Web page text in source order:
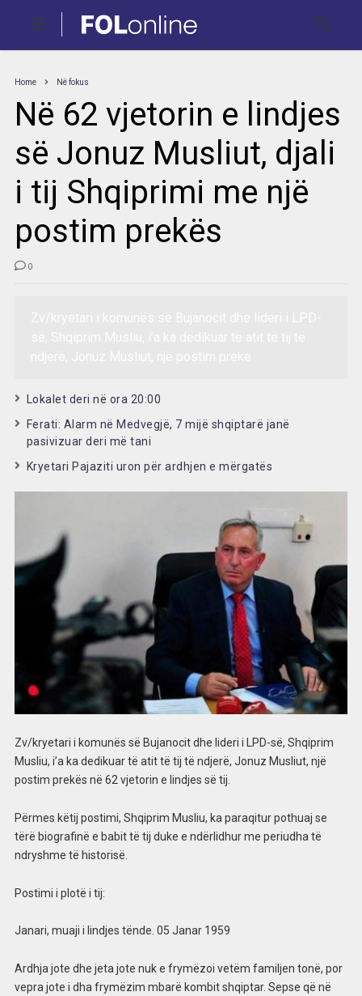
Home Në fokus
Në 62 vjetorin e lindjes
së Jonuz Musliut, djali
i tij Shqiprimi me një
postim prekës
0
Lokalet deri në ora 20:00
Ferati: Alarm në Medvegjë, 7 mijë shqiptarë janë
pasivizuar deri më tani
Kryetari Pajaziti uron për ardhjen e mërgatës
Zv/kryetari i komunës së Bujanocit dhe lideri i LPD-së, Shqiprim
Musliu, i’a ka dedikuar të atit të tij të ndjerë, Jonuz Musliut, një
postim prekës në 62 vjetorin e lindjes së tij.
Përmes këtij postimi, Shqiprim Musliu, ka paraqitur pothuaj se
tërë biografinë e babit të tij duke e ndërlidhur me periudha të
ndryshme të historisë.
Postimi i plotë i tij:
Janari, muaji i lindjes tënde. 05 Janar 1959
Ardhja jote dhe jeta jote nuk e frymëzoi vetëm familjen tonë, por
vepra jote i dha frymëzim mbarë kombit shqiptar. Sepse që në